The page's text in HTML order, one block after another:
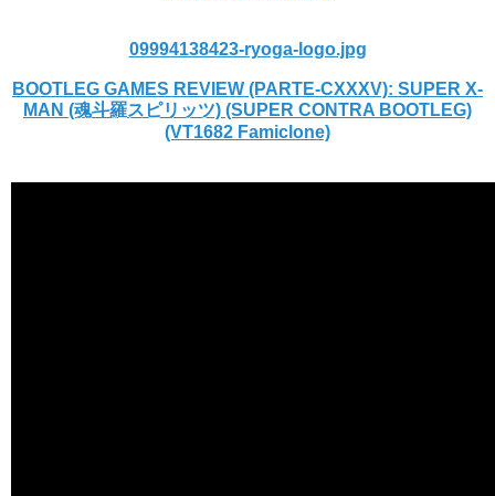
09994138423-ryoga-logo.jpg
BOOTLEG GAMES REVIEW (PARTE-CXXXV): SUPER X-
MAN (魂斗羅スピリッツ) (SUPER CONTRA BOOTLEG)
(VT1682 Famiclone)